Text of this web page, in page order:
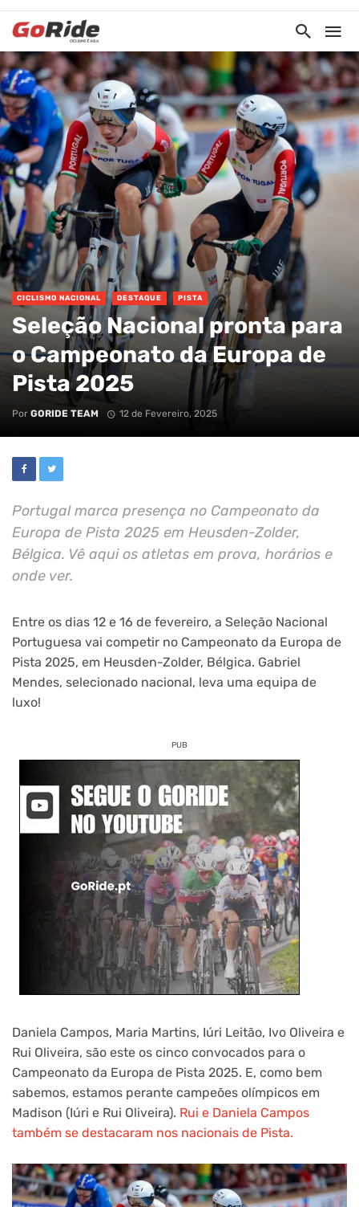
CICLISMO NACIONAL DESTAQUE PISTA
Seleção Nacional pronta para
o Campeonato da Europa de
Pista 2025
Por GORIDE TEAM 12 de Fevereiro, 2025
Portugal marca presença no Campeonato da
Europa de Pista 2025 em Heusden-Zolder,
Bélgica. Vê aqui os atletas em prova, horários e
onde ver.
Entre os dias 12 e 16 de fevereiro, a Seleção Nacional
Portuguesa vai competir no Campeonato da Europa de
Pista 2025, em Heusden-Zolder, Bélgica. Gabriel
Mendes, selecionado nacional, leva uma equipa de
luxo!
PUB
Daniela Campos, Maria Martins, Iúri Leitão, Ivo Oliveira e
Rui Oliveira, são este os cinco convocados para o
Campeonato da Europa de Pista 2025. E, como bem
sabemos, estamos perante campeões olímpicos em
Madison (Iúri e Rui Oliveira). Rui e Daniela Campos
também se destacaram nos nacionais de Pista.